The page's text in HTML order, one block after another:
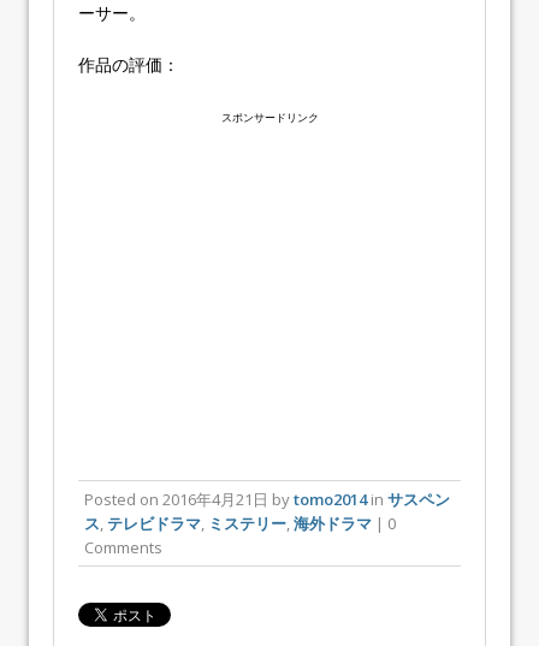
ーサー。
作品の評価：
スポンサードリンク
Posted on 2016年4月21日 bytomo2014in サスペン
ス, テレビドラマ, ミステリー,海外ドラマ | 0
Comments